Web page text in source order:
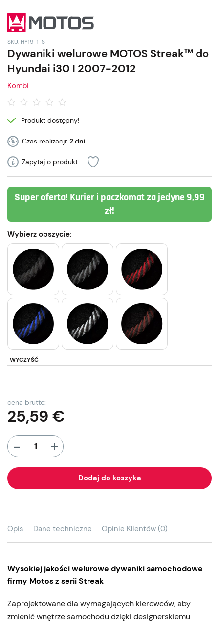
SKU: HY19-1-S
Dywaniki welurowe MOTOS Streak™ do
Hyundai i30 I 2007-2012
Kombi
Produkt dostępny!
Czas realizacji: 2 dni
Zapytaj o produkt
Super oferta! Kurier i paczkomat za jedyne 9,99
zł!
Wybierz obszycie:
WYCZYŚĆ
cena brutto:
25,59 €
- +
Dodaj do koszyka
Opis Dane techniczne Opinie Klientów (0)
Wysokiej jakości welurowe dywaniki samochodowe
firmy Motos z serii Streak
Zaprojektowane dla wymagających kierowców, aby
zmienić wnętrze samochodu dzięki designerskiemu